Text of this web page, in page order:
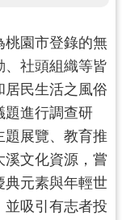
桃園市登錄的無
、社頭組織等皆
居民生活之風俗
題進行調查研
題展覽、教育推
溪文化資源，嘗
典元素與年輕世
並吸引有志者投